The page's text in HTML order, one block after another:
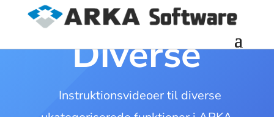
Diverse
Instruktionsvideoer til diverse